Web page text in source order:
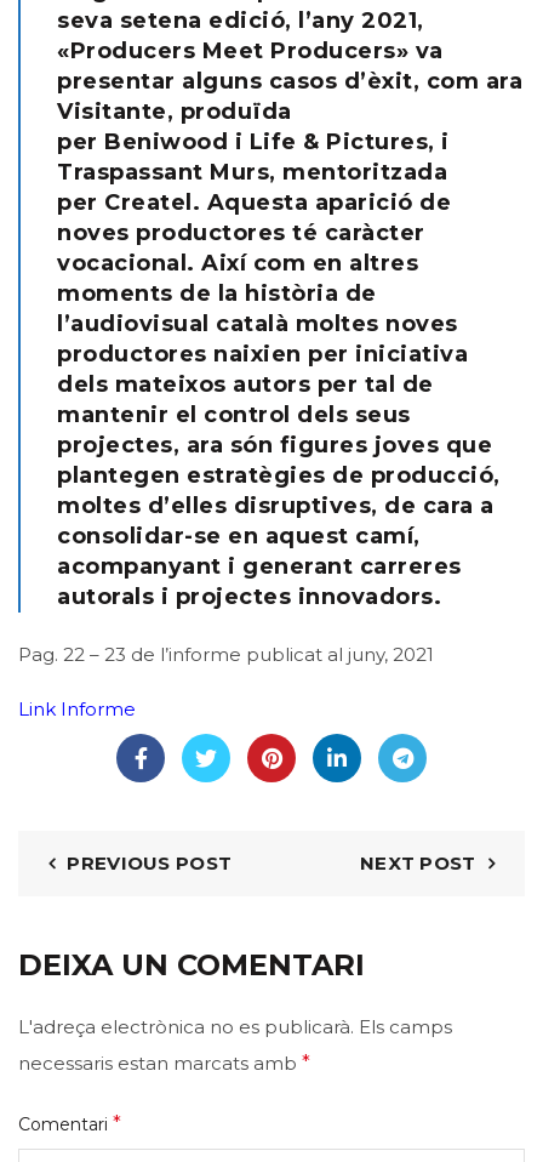
seva setena edició, l’any 2021,
«Producers Meet Producers» va
presentar alguns casos d’èxit, com ara
Visitante, produïda
per Beniwood i Life & Pictures, i
Traspassant Murs, mentoritzada
per Createl. Aquesta aparició de
noves productores té caràcter
vocacional. Així com en altres
moments de la història de
l’audiovisual català moltes noves
productores naixien per iniciativa
dels mateixos autors per tal de
mantenir el control dels seus
projectes, ara són figures joves que
plantegen estratègies de producció,
moltes d’elles disruptives, de cara a
consolidar-se en aquest camí,
acompanyant i generant carreres
autorals i projectes innovadors.
Pag. 22 – 23 de l’informe publicat al juny, 2021
Link Informe
PREVIOUS POST NEXT POST
DEIXA UN COMENTARI
L'adreça electrònica no es publicarà. Els camps
necessaris estan marcats amb *
Comentari *